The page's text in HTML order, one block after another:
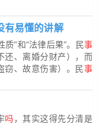
有易懂的讲解
质”和“法律后果”。民事
还、离婚分财产），而
窃、故意伤害）。民事
吗，其实这得先分清是